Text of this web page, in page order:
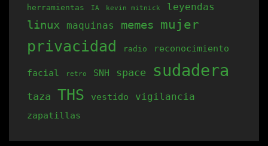
producto
herramientas IA kevin mitnick leyendas
linux maquinas memes mujer
privacidad radio reconocimiento
facial retro SNH space sudadera
taza THS vestido vigilancia
zapatillas